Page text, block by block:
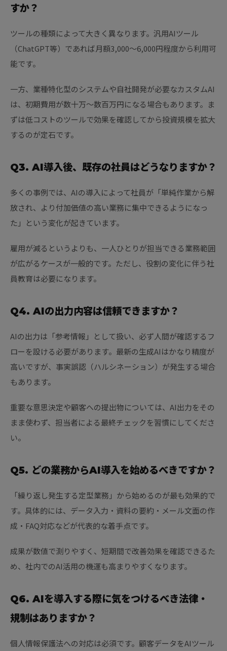
すか？
ツールの種類によって大きく異なります。汎用AIツール
（ChatGPT等）であれば月額3,000〜6,000円程度から利用可
能です。
一方、業種特化型のシステムや自社開発が必要なカスタムAI
は、初期費用が数十万〜数百万円になる場合もあります。ま
ずは低コストのツールで効果を確認してから投資規模を拡大
するのが定石です。
Q3. AI導入後、既存の社員はどうなりますか？
多くの事例では、AIの導入によって社員が「単純作業から解
放され、より付加価値の高い業務に集中できるようになっ
た」という変化が起きています。
雇用が減るというよりも、一人ひとりが担当できる業務範囲
が広がるケースが一般的です。ただし、役割の変化に伴う社
員教育は必要になります。
Q4. AIの出力内容は信頼できますか？
AIの出力は「参考情報」として扱い、必ず人間が確認するフ
ローを設ける必要があります。最新の生成AIはかなり精度が
高いですが、事実誤認（ハルシネーション）が発生する場合
もあります。
重要な意思決定や顧客への提出物については、AI出力をその
まま使わず、担当者による最終チェックを習慣にしてくださ
い。
Q5. どの業務からAI導入を始めるべきですか？
「繰り返し発生する定型業務」から始めるのが最も効果的で
す。具体的には、データ入力・資料の要約・メール文面の作
成・FAQ対応などが代表的な着手点です。
成果が数値で測りやすく、短期間で改善効果を確認できるた
め、社内でのAI活用の機運も高まりやすくなります。
Q6. AIを導入する際に気をつけるべき法律・
規制はありますか？
個人情報保護法への対応は必須です。顧客データをAIツール